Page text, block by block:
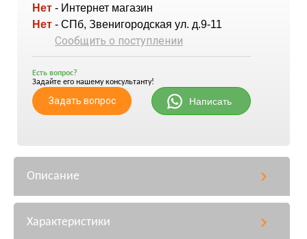
Нет - Интернет магазин
Нет - СПб, Звенигородская ул. д.9-11
Сообщить о поступлении
Есть вопрос?
Задайте его нашему консультанту!
Задать вопрос Написать
Описание
Характеристики